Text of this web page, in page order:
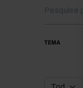
TEMA